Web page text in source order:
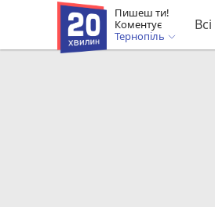
Пишеш ти!
Коментує
Тернопіль